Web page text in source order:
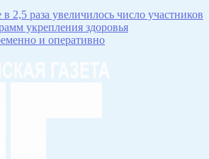
в 2,5 раза увеличилось число участников
укрепления здоровья
и оперативно